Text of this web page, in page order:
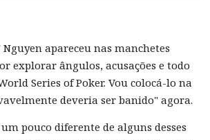
apareceu nas manchetes
explorar ângulos, acusações e todo
Series of Poker. Vou colocá-lo na
deveria ser banido" agora.
pouco diferente de alguns desses